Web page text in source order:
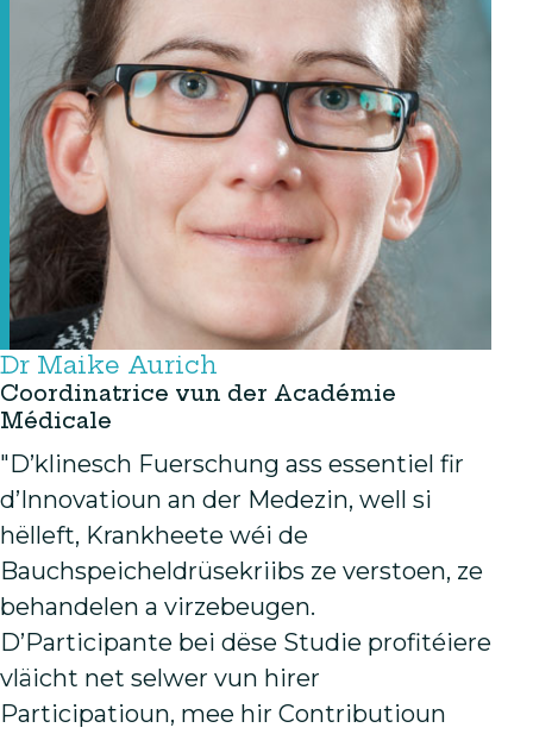
Dr Maike Aurich
Coordinatrice vun der Académie
Médicale
"D’klinesch Fuerschung ass essentiel fir
d’Innovatioun an der Medezin, well si
hëlleft, Krankheete wéi de
Bauchspeicheldrüsekriibs ze verstoen, ze
behandelen a virzebeugen.
D’Participante bei dëse Studie profitéiere
vläicht net selwer vun hirer
Participatioun, mee hir Contributioun